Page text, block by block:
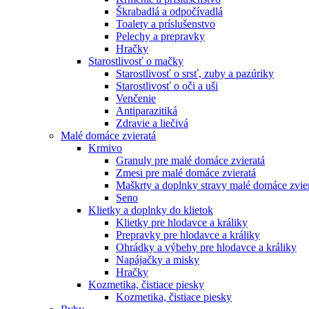
Škrabadlá a odpočívadlá
Toalety а príslušenstvo
Pelechy a prepravky
Hračky
Starostlivosť o mačky
Starostlivosť o srsť, zuby a pazúriky
Starostlivosť o oči a uši
Venčenie
Antiparazitiká
Zdravie a liečivá
Malé domáce zvieratá
Krmivo
Granuly pre malé domáce zvieratá
Zmesi pre malé domáce zvieratá
Maškrty a doplnky stravy malé domáce
Seno
Klietky a doplnky do klietok
Klietky pre hlodavce a králiky
Prepravky pre hlodavce a králiky
Ohrádky a výbehy pre hlodavce a králiky
Napájačky a misky
Hračky
Kozmetika, čistiace piesky
Kozmetika, čistiace piesky